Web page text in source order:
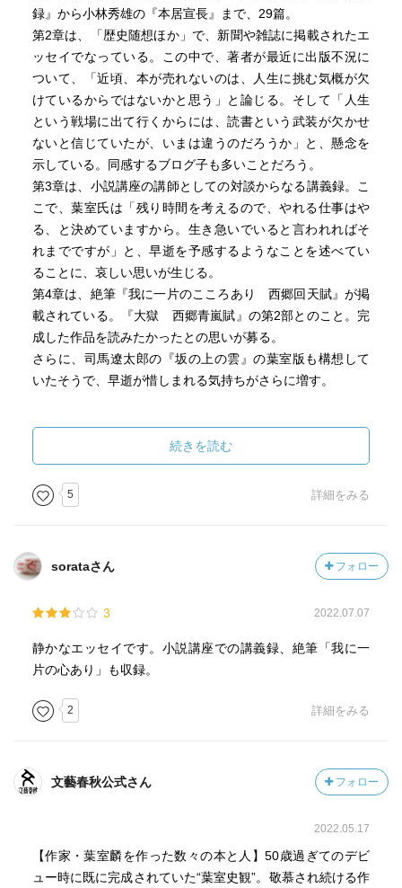
絶対趣味合いそうだなあ。
録』から小林秀雄の『本居宣長』まで、29篇。
第2章は、「歴史随想ほか」で、新聞や雑誌に掲載されたエ
ッセイでなっている。この中で、著者が最近に出版不況に
ついて、「近頃、本が売れないのは、人生に挑む気概が欠
けているからではないかと思う」と論じる。そして「人生
という戦場に出て行くからには、読書という武装が欠かせ
ないと信じていたが、いまは違うのだろうか」と、懸念を
示している。同感するブログ子も多いことだろう。
第3章は、小説講座の講師としての対談からなる講義録。こ
こで、葉室氏は「残り時間を考えるので、やれる仕事はや
る、と決めていますから。生き急いでいると言われればそ
れまでですが」と、早逝を予感するようなことを述べてい
ることに、哀しい思いが生じる。
第4章は、絶筆『我に一片のこころあり 西郷回天賦』が掲
載されている。『大獄 西郷青嵐賦』の第2部とのこと。完
成した作品を読みたかったとの思いが募る。
さらに、司馬遼太郎の『坂の上の雲』の葉室版も構想して
いたそうで、早逝が惜しまれる気持ちがさらに増す。
続きを読む
5 詳細をみる
sorataさん フォロー
3 2022.07.07
静かなエッセイです。小説講座での講義録、絶筆「我に一
片の心あり」も収録。
2 詳細をみる
文藝春秋公式さん フォロー
2022.05.17
【作家・葉室麟を作った数々の本と人】50歳過ぎてのデビ
ュー時に既に完成されていた“葉室史観”。敬慕され続ける作